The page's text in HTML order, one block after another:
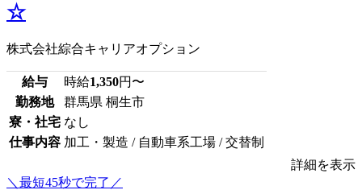
☆
株式会社綜合キャリアオプション
給与 時給1,350円〜
勤務地
群馬県 桐生市
寮・社宅 なし
仕事内容 加工・製造 / 自動車系工場 / 交替制
詳細を表示
＼最短45秒で完了／